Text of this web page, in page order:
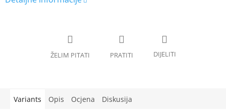
Variants Opis Ocjena Diskusija